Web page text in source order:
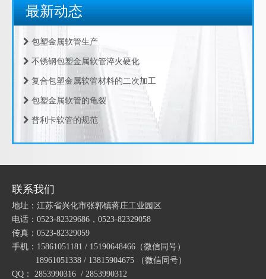
最新动态
包塑金属软管的制造工艺
包塑金属软管生产
不锈钢包塑金属软管淬火硬化
包塑金属软管的龟裂
普利卡软管的规范
包塑软管的规范
包塑金属软管的运动方程
包塑金属软管的周期性
包塑金属软管的振动机理
包塑金属软管的轴向力
包塑金属软管的振动源
联系我们
地址：江苏省兴化市张郭镇蒋庄工业园区
电话：0523-82329686，0523-82329058
传真：0523-82329059
手机：15861051181 / 15190648466 （微信同号）
18961051338 / 13815904675
（微信同号）
QQ： 2853990316 / 2853990312